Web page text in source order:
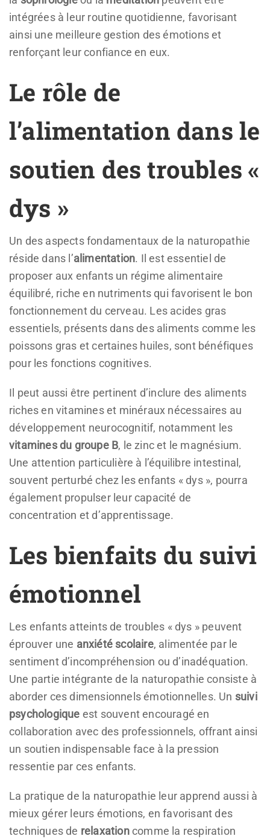
intégrées à leur routine quotidienne, favorisant
ainsi une meilleure gestion des émotions et
renforçant leur confiance en eux.
Le rôle de
l’alimentation dans le
soutien des troubles «
dys »
Un des aspects fondamentaux de la naturopathie
réside dans l’alimentation. Il est essentiel de
proposer aux enfants un régime alimentaire
équilibré, riche en nutriments qui favorisent le bon
fonctionnement du cerveau. Les acides gras
essentiels, présents dans des aliments comme les
poissons gras et certaines huiles, sont bénéfiques
pour les fonctions cognitives.
Il peut aussi être pertinent d’inclure des aliments
riches en vitamines et minéraux nécessaires au
développement neurocognitif, notamment les
vitamines du groupe B, le zinc et le magnésium.
Une attention particulière à l’équilibre intestinal,
souvent perturbé chez les enfants « dys », pourra
également propulser leur capacité de
concentration et d’apprentissage.
Les bienfaits du suivi
émotionnel
Les enfants atteints de troubles « dys » peuvent
éprouver une anxiété scolaire, alimentée par le
sentiment d’incompréhension ou d’inadéquation.
Une partie intégrante de la naturopathie consiste à
aborder ces dimensionnels émotionnelles. Un suivi
psychologique est souvent encouragé en
collaboration avec des professionnels, offrant ainsi
un soutien indispensable face à la pression
ressentie par ces enfants.
La pratique de la naturopathie leur apprend aussi à
mieux gérer leurs émotions, en favorisant des
techniques de relaxationcomme la respiration